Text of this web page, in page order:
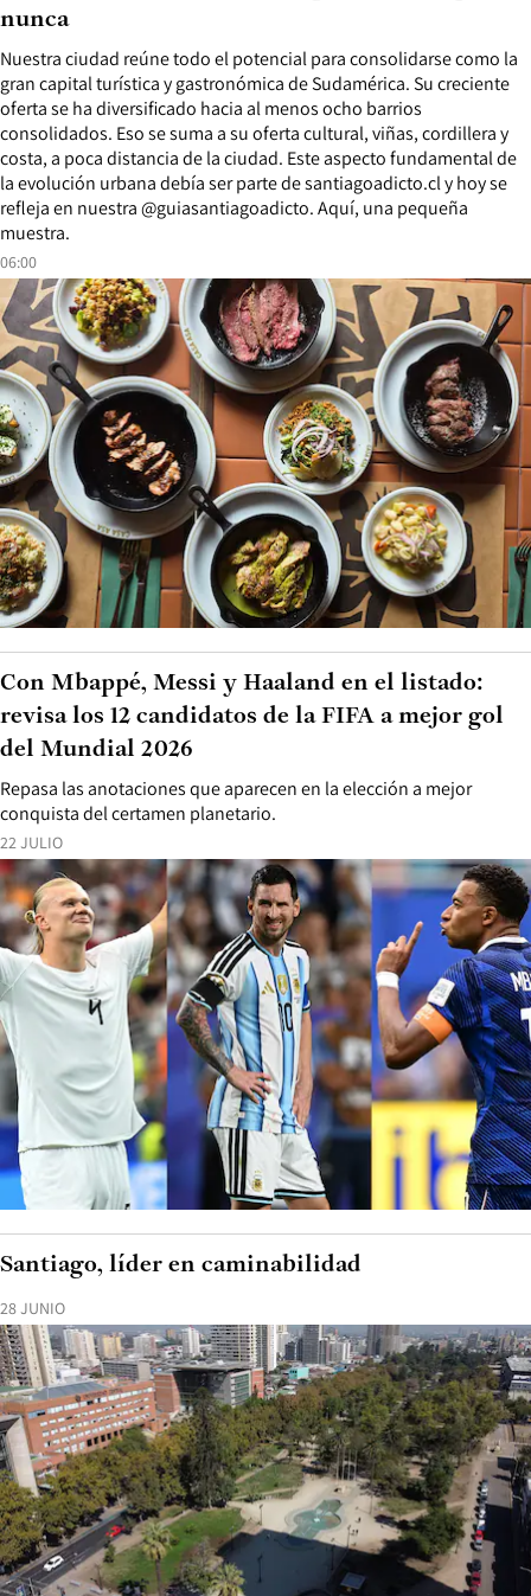
06:00
Nuestra ciudad reúne todo el potencial para consolidarse como la
gran capital turística y gastronómica de Sudamérica. Su creciente
oferta se ha diversificado hacia al menos ocho barrios
consolidados. Eso se suma a su oferta cultural, viñas, cordillera y
costa, a poca distancia de la ciudad. Este aspecto fundamental de
la evolución urbana debía ser parte de santiagoadicto.cl y hoy se
refleja en nuestra @guiasantiagoadicto. Aquí, una pequeña
muestra.
nunca
22 JULIO
Repasa las anotaciones que aparecen en la elección a mejor
conquista del certamen planetario.
Con Mbappé, Messi y Haaland en el listado:
revisa los 12 candidatos de la FIFA a mejor gol
del Mundial 2026
28 JUNIO
Santiago, líder en caminabilidad